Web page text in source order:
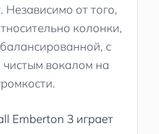
Независимо от того,
колонки,
с
вокалом на